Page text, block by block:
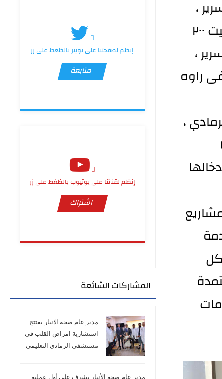
مستشفيات (الخالدية ١٠٠ سرير ،
الكرمة ١٠٠ سرير ،حديثة ٢٠٠ سرير ،القائم ٢٠٠ سرير ،هيت ٢٠٠
للنسائية والاطفال ٢٠٠ سرير ،
راوه
،
إنظم لصفحتنا على تويتر بالظغط على زر
متابعة
إنظم لقناتنا على يوتيوب بالظغط على زر
اشتراك
المشاركات الشائعة
مدير عام صحة الانبار يفتتح
استشارية امراض القلب في
مستشفى الرمادي التعليمي
مدير عام صحة الأنبار يشرف على أول عملية